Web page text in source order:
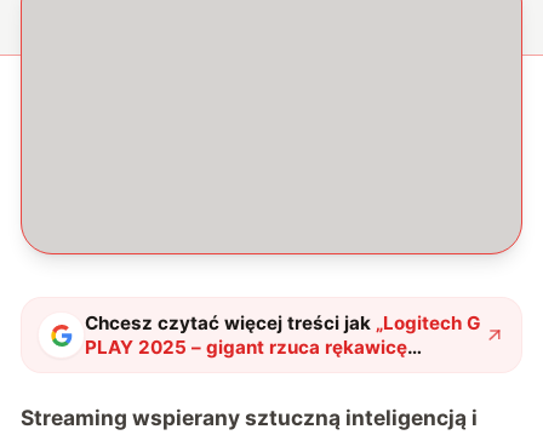
Chcesz czytać więcej treści jak „Logitech G
PLAY 2025 – gigant rzuca rękawicę
konkurencji z dziesiątką nowych produktów
Streaming wspierany sztuczną inteligencją i